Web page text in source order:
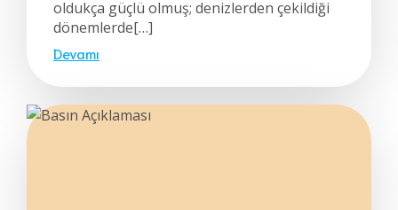
oldukça güçlü olmuş; denizlerden çekildiği
dönemlerde[…]
Devamı